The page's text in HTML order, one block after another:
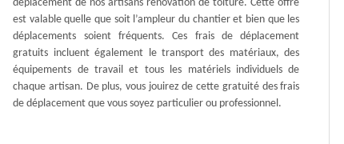
déplacement de nos artisans rénovation de toiture. Cette offre
est valable quelle que soit l’ampleur du chantier et bien que les
déplacements soient fréquents. Ces frais de déplacement
gratuits incluent également le transport des matériaux, des
équipements de travail et tous les matériels individuels de
chaque artisan. De plus, vous jouirez de cette gratuité des frais
de déplacement que vous soyez particulier ou professionnel.